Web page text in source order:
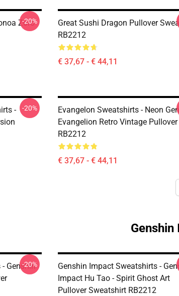
Zoro
-20%
Great Sushi Dragon Pullover
RB2212
€ 37,67 - € 44,11
-
-20%
Evangelon Sweatshirts - Neon
Evangelion Retro Vintage Pullover
RB2212
€ 37,67 - € 44,11
Genshin
-20%
Genshin Impact Sweatshirts -
Impact Hu Tao - Spirit Ghost Art
Pullover Sweatshirt RB2212